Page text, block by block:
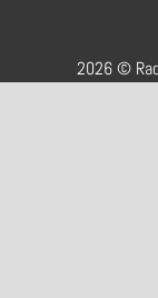
2026 ©